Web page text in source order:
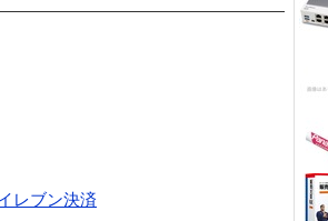
レブン決済